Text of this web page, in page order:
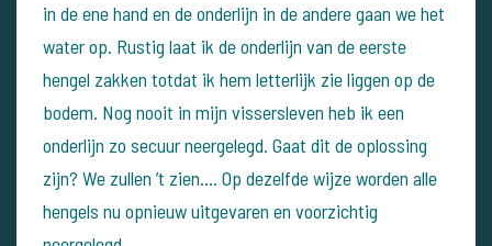
in de ene hand en de onderlijn in de andere gaan we het
water op. Rustig laat ik de onderlijn van de eerste
hengel zakken totdat ik hem letterlijk zie liggen op de
bodem. Nog nooit in mijn vissersleven heb ik een
onderlijn zo secuur neergelegd. Gaat dit de oplossing
zijn? We zullen ’t zien…. Op dezelfde wijze worden alle
hengels nu opnieuw uitgevaren en voorzichtig